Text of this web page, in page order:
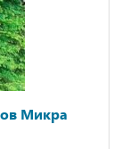
Микра